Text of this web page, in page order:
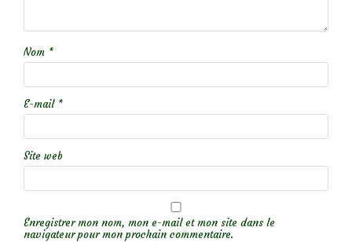
Nom *
E-mail *
Site web
Enregistrer mon nom, mon e-mail et mon site dans le
navigateur pour mon prochain commentaire.